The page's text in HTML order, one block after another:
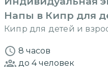
Напы в Кипр для
Кипр для детей и
8 часов
до 4человек